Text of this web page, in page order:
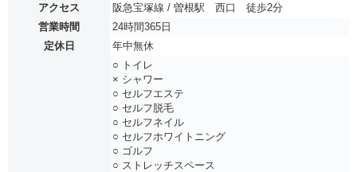
アクセス
阪急宝塚線 / 曽根駅 西口 徒歩2分
営業時間
24時間365日
定休日
年中無休
○ トイレ
× シャワー
○ セルフエステ
○ セルフ脱毛
○ セルフネイル
○ セルフホワイトニング
○ ゴルフ
○ ストレッチスペース